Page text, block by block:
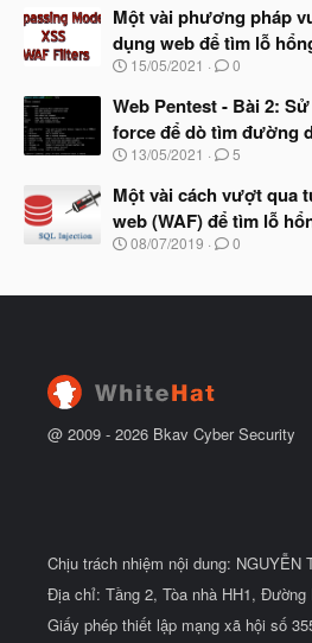
đ
ầ
u
à
y
b
ắ
đ
ầ
u
Một vài phương pháp
dụng web để tìm lỗ
N
à
b
ắ
đ
ầ
u
15/05/2021 0
Web Pentest - Bài 2:
force để dò tìm đường
N
à
y
b
ắ
13/05/2021 5
Một vài cách vượt qua
web (WAF) để tìm lỗ
N
y
ầ
08/07/2019 0
@ 2009 - 2026 Bkav Cyber Security
Chịu trách nhiệm nội dung: NGUYỄN
Địa chỉ: Tầng 2, Tòa nhà HH1,
Giấy phép thiết lập mạng xã hội số